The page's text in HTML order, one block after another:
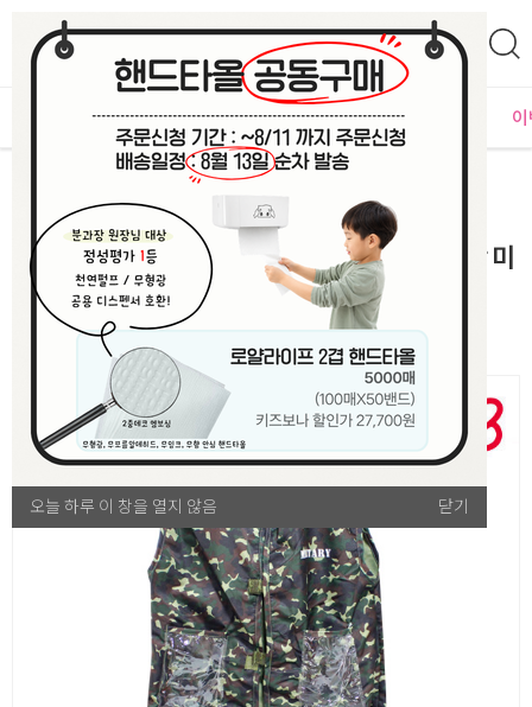
오늘 하루 이 창을 열지 않음 닫기
오늘 하루 이 창을 열지 않음 닫기
MD추천 PLAYLAB NEW BEST
역할놀이
[호국보훈 감사 모음전] [캐스B] 플레이 역할의상 미
래의군인(18102)